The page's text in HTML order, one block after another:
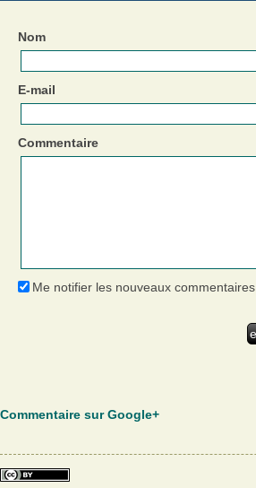
Nom
E-mail
Commentaire
Me notifier les nouveaux commentaires
Commentaire sur Google+